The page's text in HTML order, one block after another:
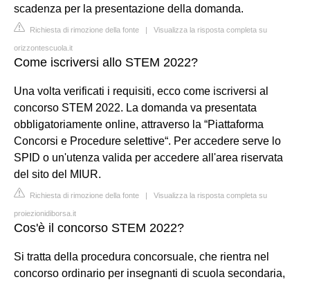
scadenza per la presentazione della domanda.
Richiesta di rimozione della fonte | Visualizza la risposta completa su
orizzontescuola.it
Come iscriversi allo STEM 2022?
Una volta verificati i requisiti, ecco come iscriversi al
concorso STEM 2022. La domanda va presentata
obbligatoriamente online, attraverso la “Piattaforma
Concorsi e Procedure selettive“. Per accedere serve lo
SPID o un'utenza valida per accedere all'area riservata
del sito del MIUR.
Richiesta di rimozione della fonte | Visualizza la risposta completa su
proiezionidiborsa.it
Cos'è il concorso STEM 2022?
Si tratta della procedura concorsuale, che rientra nel
concorso ordinario per insegnanti di scuola secondaria,